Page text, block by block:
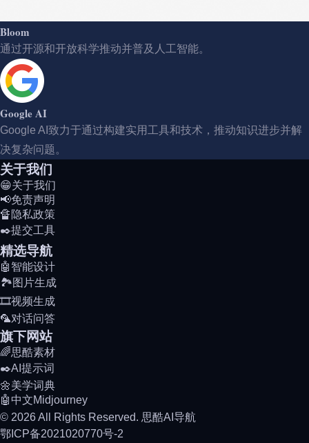
Bloom
通过开源和开放科学推动并普及人工智能。
Google AI
Google AI致力于通过构建实用工具和技术，推动知识进步并解
决复杂问题。
关于我们
😁关于我们
📢免责声明
🔏隐私政策
✒️提交工具
精选导航
🤖智能设计
🏞️图片生成
🎞️视频生成
🦜对话问答
旗下网站
🌈思酷素材
✒️AI提示词
🌼美学词典
🤖中文Midjourney
© 2026 All Rights Reserved. 思酷AI导航
鄂ICP备2021020770号-2